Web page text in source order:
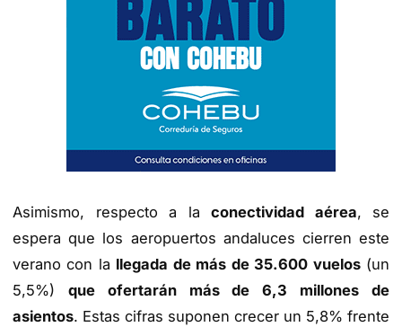
Asimismo, respecto a la conectividad aérea, se
espera que los aeropuertos andaluces cierren este
verano con la llegada de más de 35.600 vuelos(un
5,5%) que ofertarán más de 6,3 millones de
asientos. Estas cifras suponen crecer un 5,8% frente